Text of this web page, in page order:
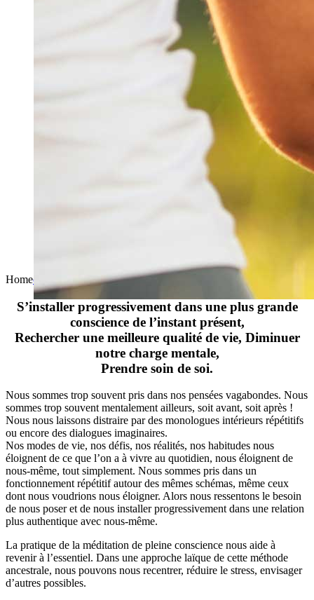
Homechris 2023-03-24T12:05:40+01:00
S’installer progressivement dans une plus grande
conscience de l’instant présent,
Rechercher une meilleure qualité de vie, Diminuer
notre charge mentale,
Prendre soin de soi.
Nous sommes trop souvent pris dans nos pensées vagabondes. Nous
sommes trop souvent mentalement ailleurs, soit avant, soit après !
Nous nous laissons distraire par des monologues intérieurs répétitifs
ou encore des dialogues imaginaires.
Nos modes de vie, nos défis, nos réalités, nos habitudes nous
éloignent de ce que l’on a à vivre au quotidien, nous éloignent de
nous-même, tout simplement. Nous sommes pris dans un
fonctionnement répétitif autour des mêmes schémas, même ceux
dont nous voudrions nous éloigner. Alors nous ressentons le besoin
de nous poser et de nous installer progressivement dans une relation
plus authentique avec nous-même.
La pratique de la méditation de pleine conscience nous aide à
revenir à l’essentiel. Dans une approche laïque de cette méthode
ancestrale, nous pouvons nous recentrer, réduire le stress, envisager
d’autres possibles.